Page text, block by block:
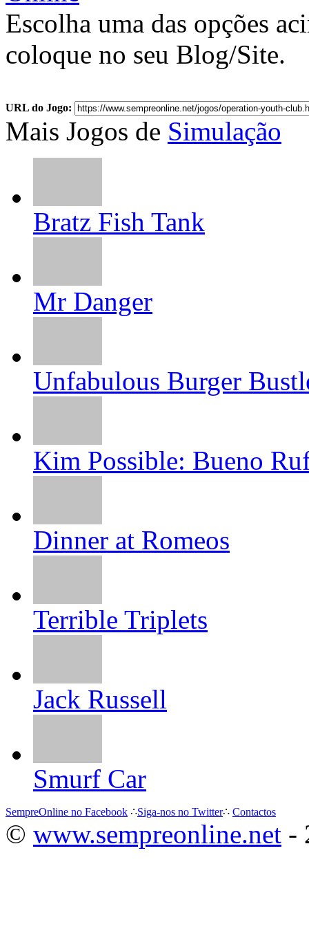
Escolha uma das opções
coloque no seu Blog/Site.
URL do Jogo:
Mais Jogos de Simulação
Bratz Fish Tank
Mr Danger
Unfabulous Burger
Kim Possible: Bueno
Dinner at Romeos
Terrible Triplets
Jack Russell
Smurf Car
SempreOnline no Facebook ∴Siga-nos no Twitter∴ Contactos
© www.sempreonline.net -